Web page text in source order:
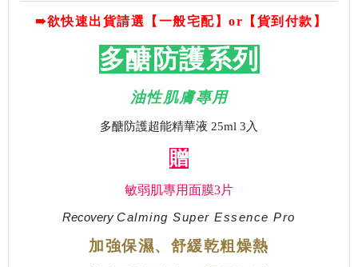
➠欲快速出貨請選【一般宅配】or【貨到付款】
多醣防護系列
油性肌膚專用
多醣防護超能精華液 25ml 3入
贈
敏弱肌專用面膜3片
RecoveryCalming Super Essence Pro
加強保濕、舒緩乾粗燥熱